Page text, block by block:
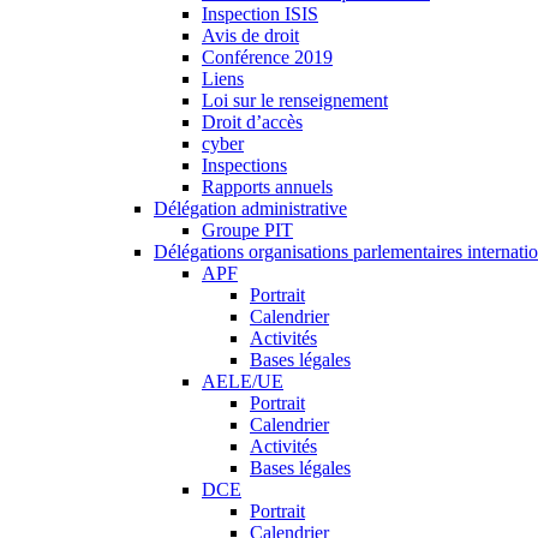
Inspection ISIS
Avis de droit
Conférence 2019
Liens
Loi sur le renseignement
Droit d’accès
cyber
Inspections
Rapports annuels
Délégation administrative
Groupe PIT
Délégations organisations parlementaires
APF
Portrait
Calendrier
Activités
Bases légales
AELE/UE
Portrait
Calendrier
Activités
Bases légales
DCE
Portrait
Calendrier